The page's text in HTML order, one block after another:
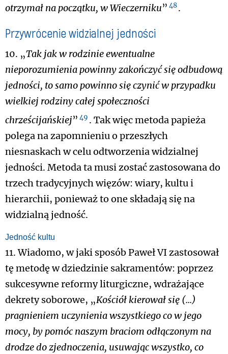
otrzymał na początku, w Wieczerniku” 48.
Przywrócenie widzialnej jedności
10. „Tak jak w rodzinie ewentualne
nieporozumienia powinny zakończyć się odbudową
jedności, to samo powinno się czynić w przypadku
wielkiej rodziny całej społeczności
chrześcijańskiej” 49 . Tak więc metoda papieża
polega na zapomnieniu o przeszłych
niesnaskach w celu odtworzenia widzialnej
jedności. Metoda ta musi zostać zastosowana do
trzech tradycyjnych więzów: wiary, kultu i
hierarchii, ponieważ to one składają się na
widzialną jedność.
Jedność kultu
11. Wiadomo, w jaki sposób Paweł VI zastosował
tę metodę w dziedzinie sakramentów: poprzez
sukcesywne reformy liturgiczne, wdrażające
dekrety soborowe, „Kościół kierowałsię (...)
pragnieniem uczynienia wszystkiego co w jego
mocy, by pomóc naszym braciom odłączonym na
drodze do zjednoczenia, usuwając wszystko, co